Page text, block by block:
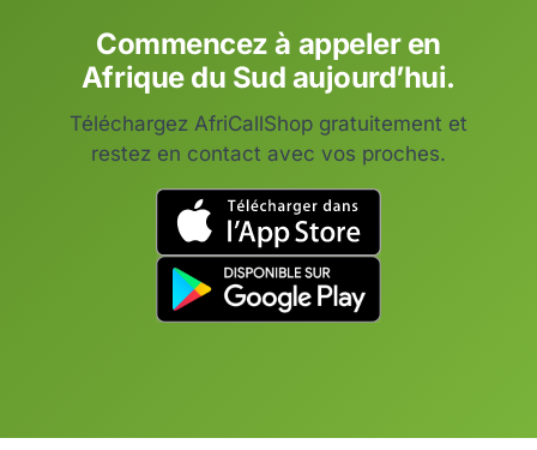
Commencez à appeler en
Afrique du Sud aujourd’hui.
Téléchargez AfriCallShop gratuitement et
restez en contact avec vos proches.